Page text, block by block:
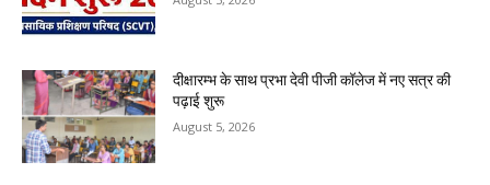
दीक्षारम्भ के साथ प्रभा देवी पीजी कॉलेज में नए सत्र की
पढ़ाई शुरू
August 5, 2026